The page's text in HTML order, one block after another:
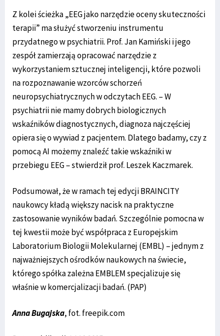
Z kolei ścieżka „EEG jako narzędzie oceny skuteczności
terapii” ma służyć stworzeniu instrumentu
przydatnego w psychiatrii. Prof. Jan Kamiński i jego
zespół zamierzają opracować narzędzie z
wykorzystaniem sztucznej inteligencji, które pozwoli
na rozpoznawanie wzorców schorzeń
neuropsychiatrycznych w odczytach EEG. – W
psychiatrii nie mamy dobrych biologicznych
wskaźników diagnostycznych, diagnoza najczęściej
opiera się o wywiad z pacjentem. Dlatego badamy, czy z
pomocą AI możemy znaleźć takie wskaźniki w
przebiegu EEG – stwierdził prof. Leszek Kaczmarek.
Podsumował, że w ramach tej edycji BRAINCITY
naukowcy kładą większy nacisk na praktyczne
zastosowanie wyników badań. Szczególnie pomocna w
tej kwestii może być współpraca z Europejskim
Laboratorium Biologii Molekularnej (EMBL) – jednym z
najważniejszych ośrodków naukowych na świecie,
którego spółka zależna EMBLEM specjalizuje się
właśnie w komercjalizacji badań. (PAP)
Anna Bugajska, fot. freepik.com